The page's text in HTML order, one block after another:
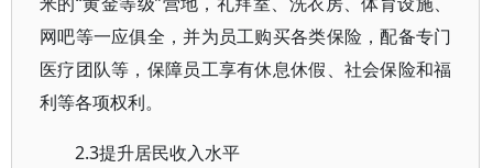
网吧等一应俱全，并为员工购买各类保险，配备专门
医疗团队等，保障员工享有休息休假、社会保险和福
利等各项权利。
2.3提升居民收入水平